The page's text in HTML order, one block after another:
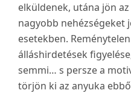
elküldenek, utána jön
nagyobb nehézségeket
esetekben.
álláshirdetések
semmi… s persze a
törjön ki az anyuka